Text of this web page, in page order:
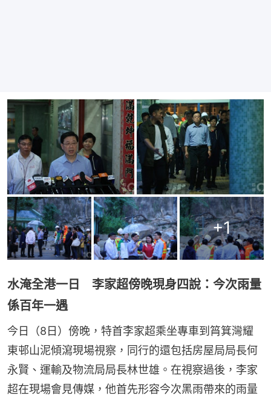
+1
水淹全港一日 李家超傍晚現身四說：今次雨量
係百年一遇
今日（8日）傍晚，特首李家超乘坐專車到筲箕灣耀
東邨山泥傾瀉現場視察，同行的還包括房屋局局長何
永賢、運輸及物流局局長林世雄。在視察過後，李家
超在現場會見傳媒，他首先形容今次黑雨帶來的雨量